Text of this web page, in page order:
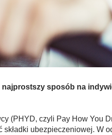
sposób na
(PHYD, czyli Pay How You
ubezpieczeniowej. W